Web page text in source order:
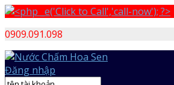
0909.091.098
Đăng nhập